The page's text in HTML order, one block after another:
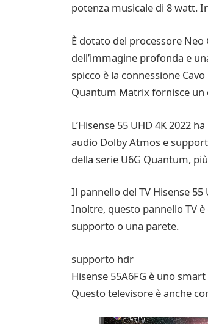
potenza musicale di 8 watt.
È dotato del processore
dell’immagine profonda e
spicco è la connessione
Quantum Matrix fornisce
L’Hisense 55 UHD 4K 2022
audio Dolby Atmos e
della serie U6G Quantum,
Il pannello del TV Hisense 55
Inoltre, questo pannello TV
supporto o una parete.
supporto hdr
Hisense 55A6FG è uno
Questo televisore è anche